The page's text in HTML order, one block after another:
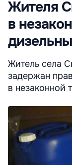
Жителя
в
Житель села
задержан
в незаконной